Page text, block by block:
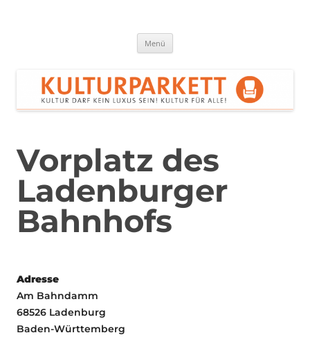
Menü
Vorplatz des
Ladenburger
Bahnhofs
Adresse
Am Bahndamm
68526 Ladenburg
Baden-Württemberg